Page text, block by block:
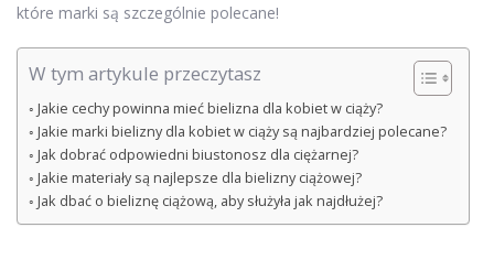
które marki są szczególnie polecane!
W tym artykule przeczytasz
Jakie cechy powinna mieć bielizna dla kobiet w ciąży?
Jakie marki bielizny dla kobiet w ciąży są najbardziej polecane?
Jak dobrać odpowiedni biustonosz dla ciężarnej?
Jakie materiały są najlepsze dla bielizny ciążowej?
Jak dbać o bieliznę ciążową, aby służyła jak najdłużej?